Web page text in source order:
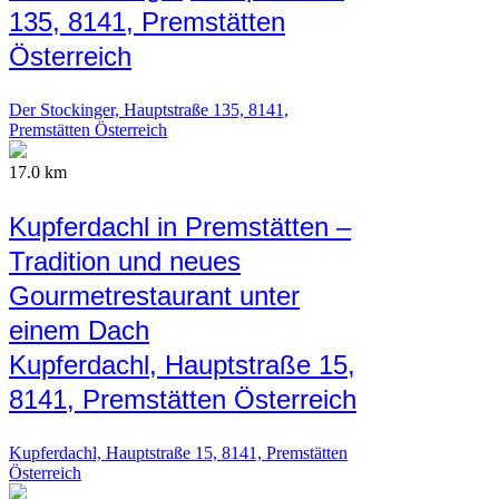
135, 8141, Premstätten
Österreich
Der Stockinger, Hauptstraße 135, 8141,
Premstätten Österreich
17.0 km
Kupferdachl in Premstätten –
Tradition und neues
Gourmetrestaurant unter
einem Dach
Kupferdachl, Hauptstraße 15,
8141, Premstätten Österreich
Kupferdachl, Hauptstraße 15, 8141, Premstätten
Österreich